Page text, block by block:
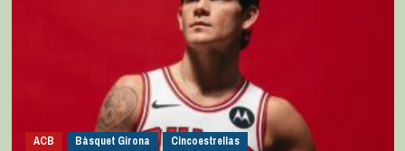
ACB Bàsquet Girona Cincoestrellas